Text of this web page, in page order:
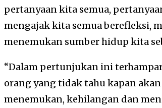
pertanyaan kita semua,
mengajak kita semua berefleksi,
menemukan sumber hidup kita
“Dalam pertunjukan ini
orang yang tidak tahu kapan
menemukan, kehilangan dan